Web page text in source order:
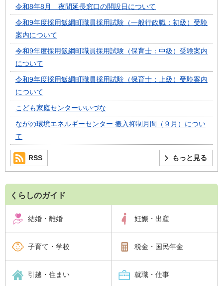
令和8年8月 夜間延長窓口の開設日について
令和9年度採用飯綱町職員採用試験（一般行政職：初級）受験
案内について
令和9年度採用飯綱町職員採用試験（保育士：中級）受験案内
について
令和9年度採用飯綱町職員採用試験（保育士：上級）受験案内
について
こども家庭センターいいづな
ながの環境エネルギーセンター 搬入抑制月間（９月）につい
て
もっと見る
RSS
くらしのガイド
結婚・離婚 妊娠・出産
子育て・学校 税金・国民年金
引越・住まい 就職・仕事